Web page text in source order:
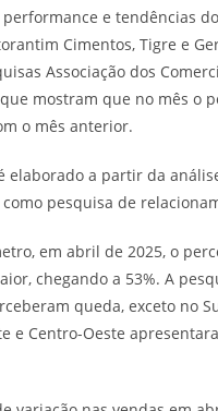
e tendências
Cimentos, Tigre e
Associação dos
mostram que no mês o
o mês anterior.
elaborado a partir da
pesquisa de
em abril de 2025, o
chegando a 53%. A
queda, exceto no
e Centro-Oeste